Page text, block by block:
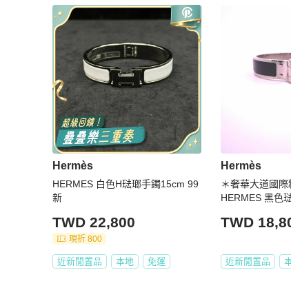
Hermès
HERMES 白色H琺瑯手鐲15cm 99
新
TWD 22,800
現折 800
近新閒置品 本地 免運
Hermès
＊奢華大道國際
HERMES 黑色
TWD
近新閒置品